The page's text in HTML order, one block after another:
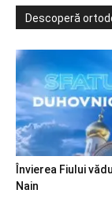
Descoperă
Învierea Fiului
Nain